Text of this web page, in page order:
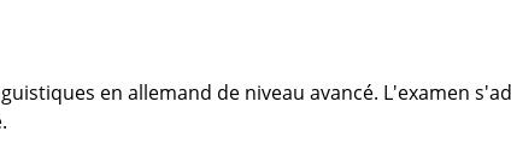
en allemand de niveau avancé. L'examen